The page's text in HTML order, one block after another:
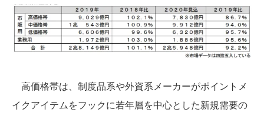
高価格帯は、制度品系や外資系メーカーがポイントメ
イクアイテムをフックに若年層を中心とした新規需要の